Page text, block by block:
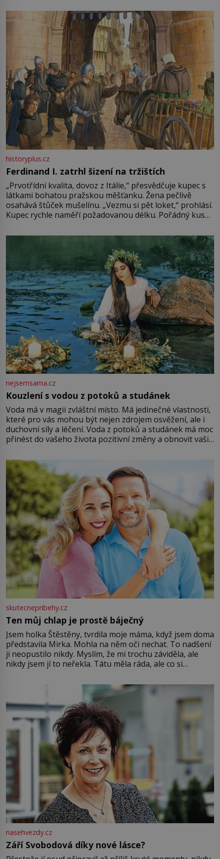
pře hned několik latinskoamerických zemí a k tomu
Francie, kde se traduje,
historyplus.cz
Ferdinand I. zatrhl šizení na tržištích
„Prvotřídní kvalita, dovoz z Itálie,“ přesvědčuje kupec s
látkami bohatou pražskou měšťanku. Žena pečlivě
osahává štůček mušelínu. „Vezmu si pět loket,“ prohlásí.
Kupec rychle naměří požadovanou délku. Pořádný kus
milostpaní. Stačí jenom na sukni,“ zhodnotí švadlena
množství růžového mušelínu. „Ošidili vás, podívejte.“
Vezme do ruky dřevěnou
nejsemsama.cz
Kouzlení s vodou z potoků a studánek
Voda má v magii zvláštní místo. Má jedinečné vlastnosti,
které pro vás mohou být nejen zdrojem osvěžení, ale i
duchovní síly a léčení. Voda z potoků a studánek má moc
přinést do vašeho života pozitivní změny a obnovit vaši
můžete obohatit své rituály a přinést do svého života
větší harmonii a klid. Je důležité
skutecnepribehy.cz
Ten můj chlap je prostě báječný
Jsem holka Štěstěny, tvrdila moje máma, když jsem doma
představila Mirka. Mohla na něm oči nechat. To nadšení
ji neopustilo nikdy. Myslím, že mi trochu záviděla, ale
nikdy jsem jí to neřekla. Tátu měla ráda, ale co si
Jsme spolu moc rádi Tehdy byla jiná doba, když
nasehvezdy.cz
Září Svobodová díky nové lásce?